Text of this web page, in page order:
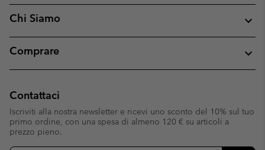
Chi Siamo
Comprare
Contattaci
Iscriviti alla nostra newsletter e ricevi uno sconto del 10% sul tuo
primo ordine, con una spesa di almeno 120 € su articoli a
prezzo pieno.